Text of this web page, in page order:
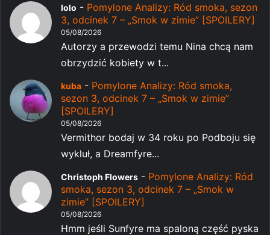
lolo - Pomylone Analizy: Ród smoka, sezon
3, odcinek 7 – „Smok w zimie” [SPOILERY]
05/08/2026
Autorzy a przewodzi temu Nina chcą nam
obrzydzić kobiety w t...
kuba - Pomylone Analizy: Ród smoka,
sezon 3, odcinek 7 – „Smok w zimie”
[SPOILERY]
05/08/2026
Vermithor bodaj w 34 roku po Podboju się
wykluł, a Dreamfyre...
Christoph Flowers - Pomylone Analizy: Ród
smoka, sezon 3, odcinek 7 – „Smok w
zimie” [SPOILERY]
05/08/2026
Hmm jeśli Sunfyre ma spaloną część pyska